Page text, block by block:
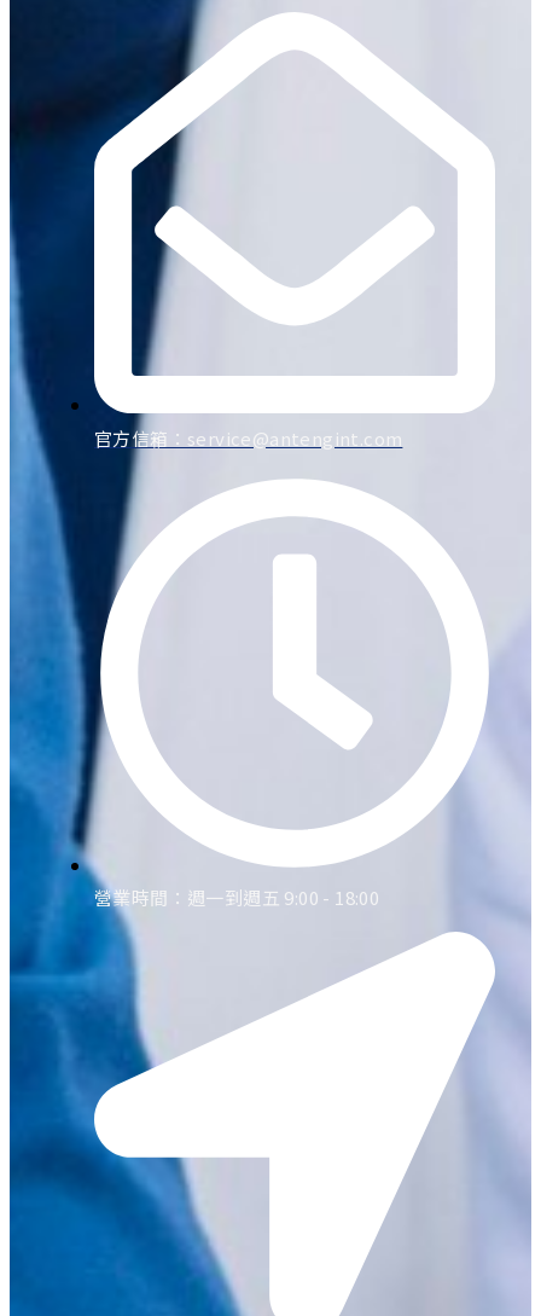
官方信箱： service@antengint.com
營業時間：週一到週五 9:00 - 18:00